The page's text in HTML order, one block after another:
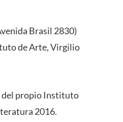
Brasil 2830)
de Arte, Virgilio
del propio Instituto
2016.